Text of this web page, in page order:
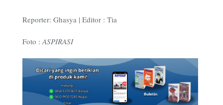
Reporter: Ghasya | Editor : Tia
Foto :ASPIRASI